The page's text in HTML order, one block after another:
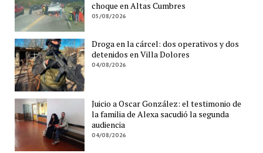
choque en Altas Cumbres
05/08/2026
Droga en la cárcel: dos operativos y dos
detenidos en Villa Dolores
04/08/2026
Juicio a Oscar González: el testimonio de
la familia de Alexa sacudió la segunda
audiencia
04/08/2026